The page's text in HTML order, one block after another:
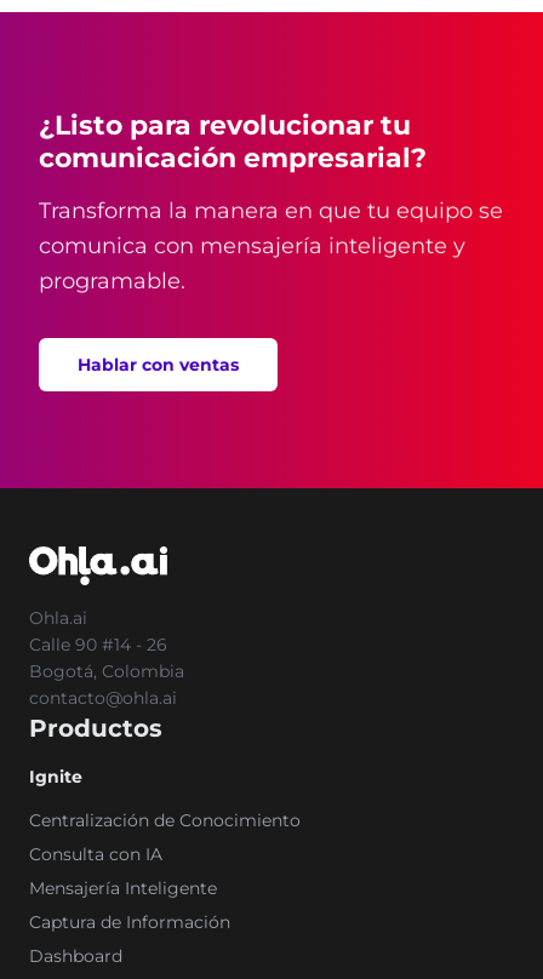
¿Listo para revolucionar tu
comunicación empresarial?
Transforma la manera en que tu equipo se
comunica con mensajería inteligente y
programable.
Hablar con ventas
Ohla.ai
Calle 90 #14 - 26
Bogotá, Colombia
contacto@ohla.ai
Productos
Ignite
Centralización de Conocimiento
Consulta con IA
Mensajería Inteligente
Captura de Información
Dashboard